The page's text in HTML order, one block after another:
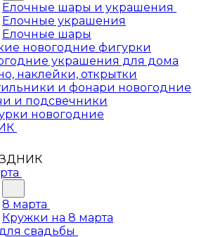
Елочные шары и украшения
Елочные украшения
Елочные шары
новогодние фигурки
украшения для дома
наклейки, открытки
и фонари новогодние
и подсвечники
новогодние
8 марта
Кружки на 8 марта
свадьбы